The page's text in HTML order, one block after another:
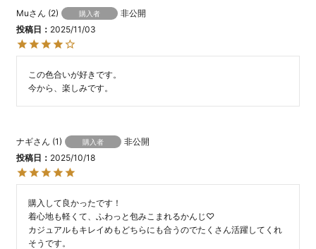
Mu 2 購入者
非公開
投稿日
2025/11/03
この色合いが好きです。
今から、楽しみです。
ナギ 1 購入者
非公開
投稿日
2025/10/18
購入して良かったです！
着心地も軽くて、ふわっと包みこまれるかんじ♡
カジュアルもキレイめもどちらにも合うのでたくさん活躍してくれ
そうです。